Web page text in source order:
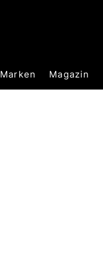
Marken Magazin